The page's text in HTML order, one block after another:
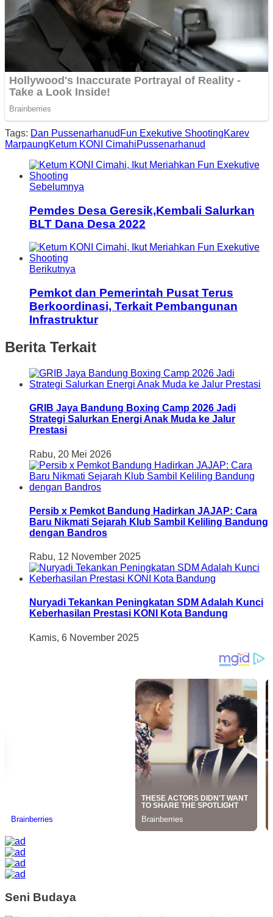
Tags: Dan Pussenarhanud Fun Exekutive ShootingKarev
MarpaungKetum KONI CimahiPussenarhanud
Sebelumnya
Pemdes Desa Geresik,Kembali Salurkan
BLT Dana Desa 2022
Berikutnya
Pemkot dan Pemerintah Pusat Terus
Berkoordinasi, Terkait Pembangunan
Infrastruktur
Berita Terkait
GRIB Jaya Bandung Boxing Camp 2026 Jadi
Strategi Salurkan Energi Anak Muda ke Jalur
Prestasi
Rabu, 20 Mei 2026
Persib x Pemkot Bandung Hadirkan JAJAP: Cara
Baru Nikmati Sejarah Klub Sambil Keliling Bandung
dengan Bandros
Rabu, 12 November 2025
Nuryadi Tekankan Peningkatan SDM Adalah Kunci
Keberhasilan Prestasi KONI Kota Bandung
Kamis, 6 November 2025
Seni Budaya